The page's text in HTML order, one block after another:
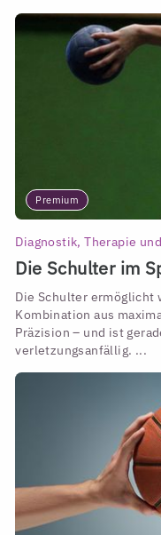
Premium
Diagnostik, Therapie
Die Schulter im
Die Schulter ermöglicht
Kombination aus
Präzision – und ist
verletzungsanfällig. ...